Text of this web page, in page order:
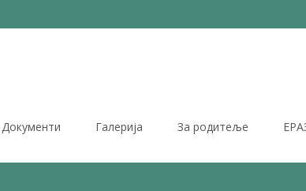
Документи Галерија За родитеље